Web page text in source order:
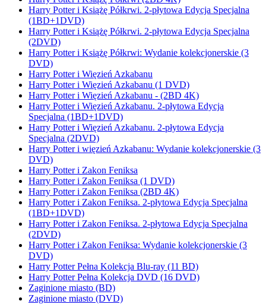
Harry Potter i Książę Półkrwi. 2-płytowa Edycja Specjalna
(1BD+1DVD)
Harry Potter i Książę Półkrwi. 2-płytowa Edycja Specjalna
(2DVD)
Harry Potter i Książę Półkrwi: Wydanie kolekcjonerskie (3
DVD)
Harry Potter i Więzień Azkabanu
Harry Potter i Więzień Azkabanu (1 DVD)
Harry Potter i Więzień Azkabanu - (2BD 4K)
Harry Potter i Więzień Azkabanu. 2-płytowa Edycja
Specjalna (1BD+1DVD)
Harry Potter i Więzień Azkabanu. 2-płytowa Edycja
Specjalna (2DVD)
Harry Potter i więzień Azkabanu: Wydanie kolekcjonerskie (3
DVD)
Harry Potter i Zakon Feniksa
Harry Potter i Zakon Feniksa (1 DVD)
Harry Potter i Zakon Feniksa (2BD 4K)
Harry Potter i Zakon Feniksa. 2-płytowa Edycja Specjalna
(1BD+1DVD)
Harry Potter i Zakon Feniksa. 2-płytowa Edycja Specjalna
(2DVD)
Harry Potter i Zakon Feniksa: Wydanie kolekcjonerskie (3
DVD)
Harry Potter Pełna Kolekcja Blu-ray (11 BD)
Harry Potter Pełna Kolekcja DVD (16 DVD)
Zaginione miasto (BD)
Zaginione miasto (DVD)